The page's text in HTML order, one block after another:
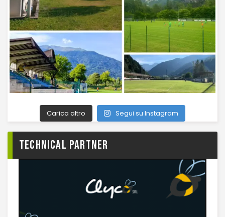
Carica altro Segui su Instagram
TECHNICAL PARTNER